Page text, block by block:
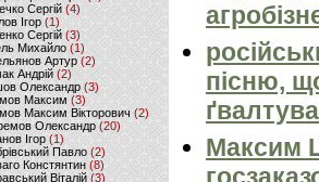
Сергій (4)
Ігор (1)
Сергій (3)
Михайло (1)
Артур (2)
Андрій (2)
Олександр (3)
Максим (3)
Максим Вікторович (2)
Олександр (20)
Ігор (1)
Павло (2)
Констянтин (8)
Віталій (3)
пісню,
Максим